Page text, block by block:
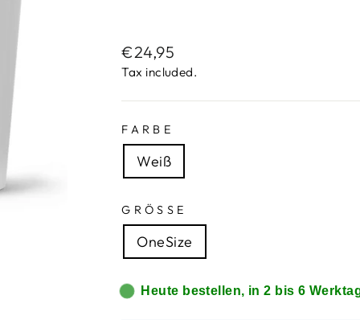
Regular
price
€24,95
Tax included.
FARBE
Weiß
GRÖSSE
OneSize
Heute bestellen, in 2 bis 6